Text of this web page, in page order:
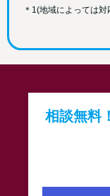
＊1(地域によっては
相談無料